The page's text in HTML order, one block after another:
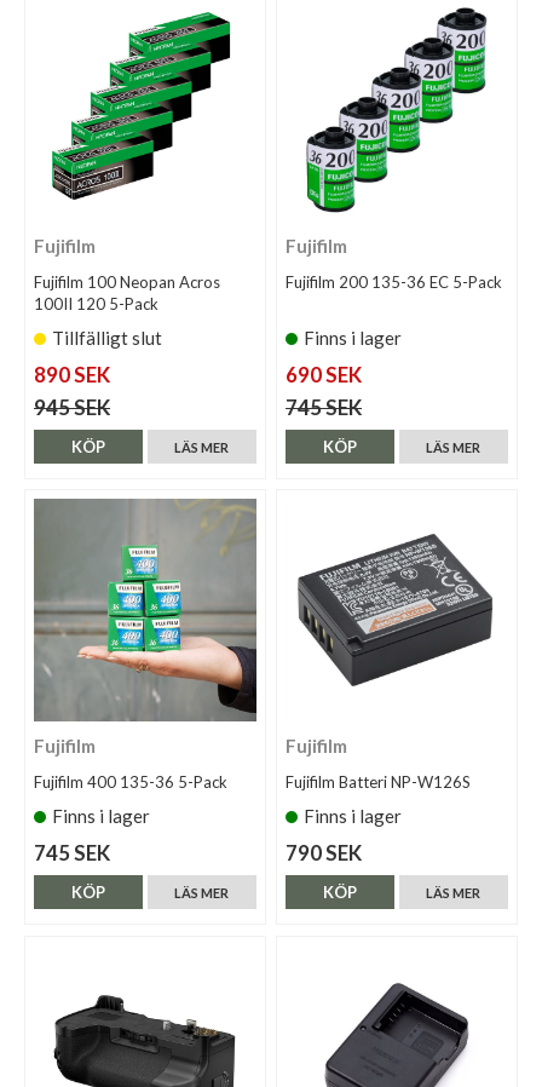
Fujifilm
Fujifilm 100 Neopan Acros
100II 120 5-Pack
Tillfälligt slut
890 SEK
945 SEK
LÄS MER
KÖP
Fujifilm
Fujifilm 200 135-36 EC 5-Pack
Finns i lager
690 SEK
745 SEK
LÄS MER
KÖP
Fujifilm
Fujifilm 400 135-36 5-Pack
Finns i lager
745 SEK
LÄS MER
KÖP
Fujifilm
Fujifilm Batteri NP-W126S
Finns i lager
790 SEK
LÄS MER
KÖP